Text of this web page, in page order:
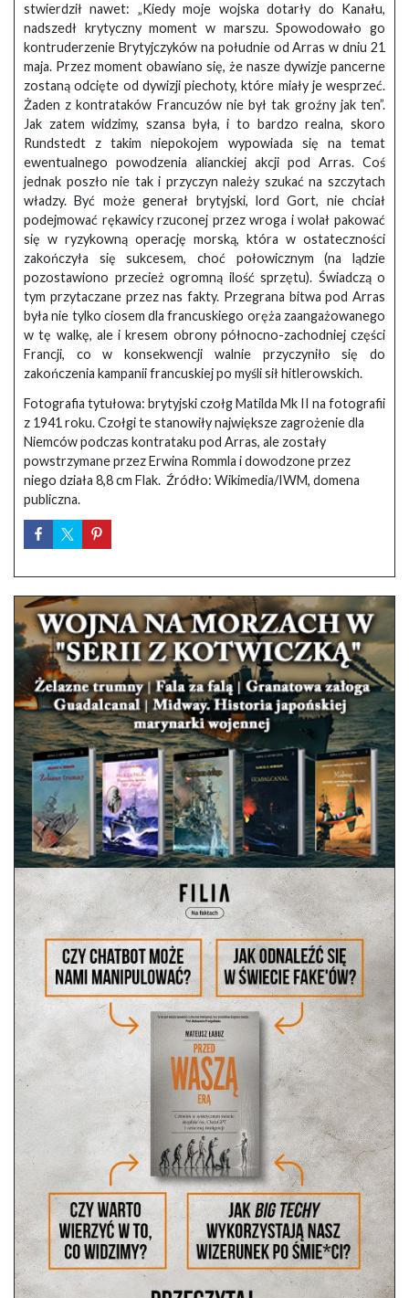
stwierdził nawet: „Kiedy moje wojska dotarły do Kanału,
nadszedł krytyczny moment w marszu. Spowodowało go
kontruderzenie Brytyjczyków na południe od Arras w dniu 21
maja. Przez moment obawiano się, że nasze dywizje pancerne
zostaną odcięte od dywizji piechoty, które miały je wesprzeć.
Żaden z kontrataków Francuzów nie był tak groźny jak ten”.
Jak zatem widzimy, szansa była, i to bardzo realna, skoro
Rundstedt z takim niepokojem wypowiada się na temat
ewentualnego powodzenia alianckiej akcji pod Arras. Coś
jednak poszło nie tak i przyczyn należy szukać na szczytach
władzy. Być może generał brytyjski, lord Gort, nie chciał
podejmować rękawicy rzuconej przez wroga i wolał pakować
się w ryzykowną operację morską, która w ostateczności
zakończyła się sukcesem, choć połowicznym (na lądzie
pozostawiono przecież ogromną ilość sprzętu). Świadczą o
tym przytaczane przez nas fakty. Przegrana bitwa pod Arras
była nie tylko ciosem dla francuskiego oręża zaangażowanego
w tę walkę, ale i kresem obrony północno-zachodniej części
Francji, co w konsekwencji walnie przyczyniło się do
zakończenia kampanii francuskiej po myśli sił hitlerowskich.
Fotografia tytułowa: brytyjski czołg Matilda Mk II na fotografii
z 1941 roku. Czołgi te stanowiły największe zagrożenie dla
Niemców podczas kontrataku pod Arras, ale zostały
powstrzymane przez Erwina Rommla i dowodzone przez
niego działa 8,8 cm Flak. Źródło: Wikimedia/IWM, domena
publiczna.